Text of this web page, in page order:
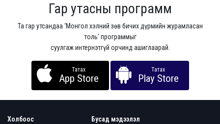
Гар утасны программ
Та гар утсандаа ‘Монгол хэлний зөв бичих дүрмийн журамласан
толь’ программыг
суулгаж интернэтгүй орчинд ашиглаарай.
Татах
App Store
Татах
Play Store
Холбоос
Бусад мэдээлэл